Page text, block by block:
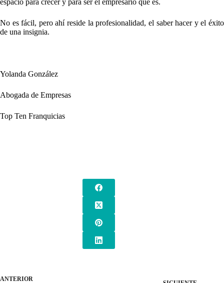
espacio para crecer y para ser el empresario que es.
No es fácil, pero ahí reside la profesionalidad, el saber hacer y el éxito
de una insignia.
Yolanda González
Abogada de Empresas
Top Ten Franquicias
ANTERIOR